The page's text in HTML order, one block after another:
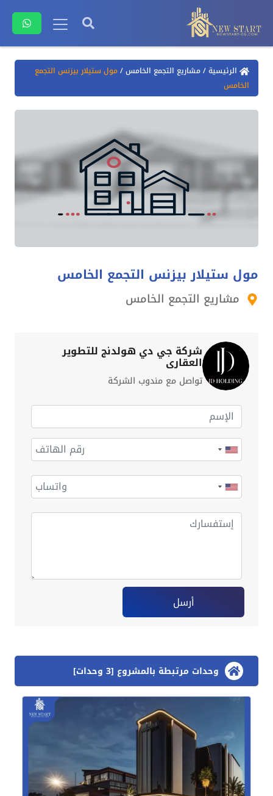
الرئيسية/مشاريع التجمع الخامس/مول ستيلار بيزنس التجمع
الخامس
مول ستيلار بيزنس التجمع الخامس
مشاريع التجمع الخامس
شركة جي دي هولدنج للتطوير
العقاري
تواصل مع مندوب الشركة
أرسل
وحدات مرتبطة بالمشروع [3 وحدات]